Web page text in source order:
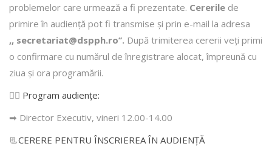
problemelor care urmează a fi prezentate. Cererile de
primire în audienţă pot fi transmise şi prin e-mail la adresa
,, secretariat@dspph.ro’’. După trimiterea cererii veţi primi
o confirmare cu numărul de înregistrare alocat, împreună cu
ziua şi ora programării.
👩‍⚕️ Program audiențe:
➡ Director Executiv, vineri 12.00-14.00
📃CERERE PENTRU ÎNSCRIEREA ÎN AUDIENŢĂ